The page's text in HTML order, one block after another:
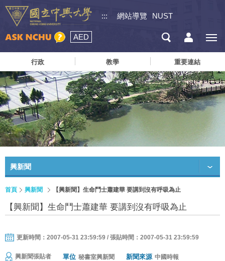
::: 網站導覽 NUST
AED
行政 教學 重要連結
興新聞
首頁 興新聞 【興新聞】生命鬥士蕭建華 要講到沒有呼吸為止
【興新聞】生命鬥士蕭建華 要講到沒有呼吸為止
更新時間：2007-05-31 23:59:59 / 張貼時間：2007-05-31 23:59:59
興新聞張貼者 單位 秘書室興新聞 新聞來源 中國時報